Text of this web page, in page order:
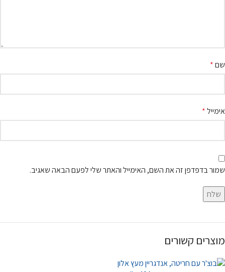
שם*
אימייל*
שמור בדפדפן זה את השם, האימייל והאתר שלי לפעם הבאה שאגיב.
מוצרים קשורים